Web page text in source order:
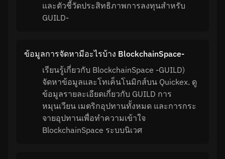
และตัวชี้วัดประสิทธิภาพการลงทุนสำหรับ
GUILD-
ข้อมูลการจัดหามีอะไรบ้าง BlockchainSpace-
เรียนรู้เกี่ยวกับ BlockchainSpace -GUILD)
จัดหาข้อมูลและโทเค็นโนมิกส์บน Quickex. ดู
ข้อมูลรายละเอียดเกี่ยวกับ GUILD การ
หมุนเวียน เมตริกอุปทานทั้งหมด และการกระ
จายอุปทานเพื่อทำความเข้าใจ
BlockchainSpace ระบบนิเวศ